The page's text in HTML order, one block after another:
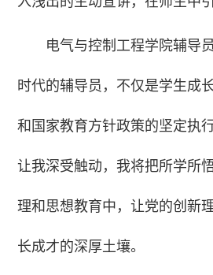
电气与控制工程学院辅导
时代的辅导员，不仅是学生成
和国家教育方针政策的坚定执
让我深受触动，我将把所学所
理和思想教育中，让党的创新
长成才的深厚土壤。